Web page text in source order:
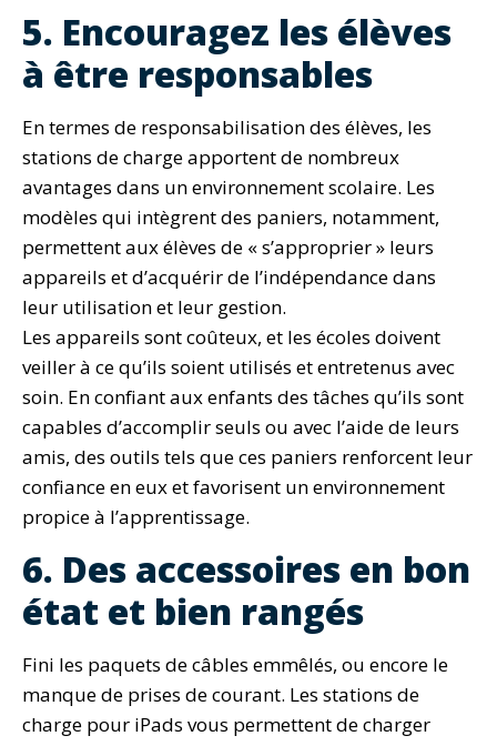
5. Encouragez les élèves
à être responsables
En termes de responsabilisation des élèves, les
stations de charge apportent de nombreux
avantages dans un environnement scolaire. Les
modèles qui intègrent des paniers, notamment,
permettent aux élèves de « s’approprier » leurs
appareils et d’acquérir de l’indépendance dans
leur utilisation et leur gestion.
Les appareils sont coûteux, et les écoles doivent
veiller à ce qu’ils soient utilisés et entretenus avec
soin. En confiant aux enfants des tâches qu’ils sont
capables d’accomplir seuls ou avec l’aide de leurs
amis, des outils tels que ces paniers renforcent leur
confiance en eux et favorisent un environnement
propice à l’apprentissage.
6. Des accessoires en bon
état et bien rangés
Fini les paquets de câbles emmêlés, ou encore le
manque de prises de courant. Les stations de
charge pour iPads vous permettent de charger